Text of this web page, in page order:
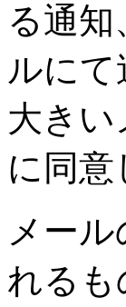
る通
ルに
大き
に同意
メー
れるも